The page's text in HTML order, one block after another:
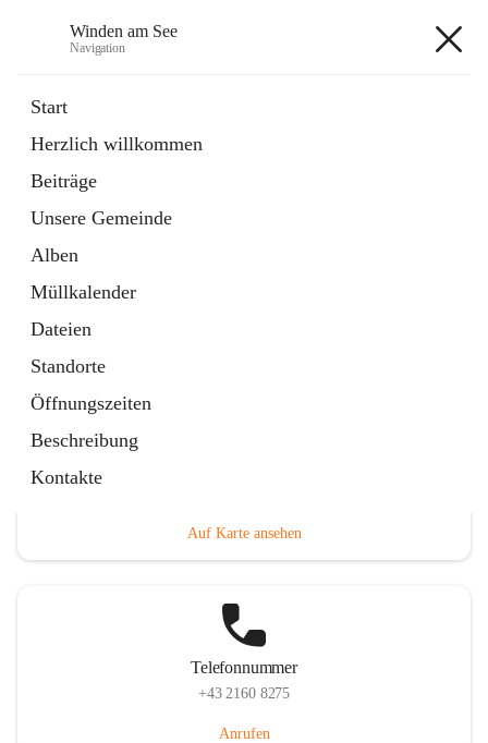
Winden am See
Navigation
Start
Herzlich willkommen
Beiträge
Unsere Gemeinde
Alben
Müllkalender
Dateien
Standorte
Öffnungszeiten
Beschreibung
Kontakte
Externe Webseite
in
Tab
Bebauungsplan
öffnet
in
neuem
Tab
Auf Karte ansehen
Telefonnummer
+43 2160 8275
Anrufen